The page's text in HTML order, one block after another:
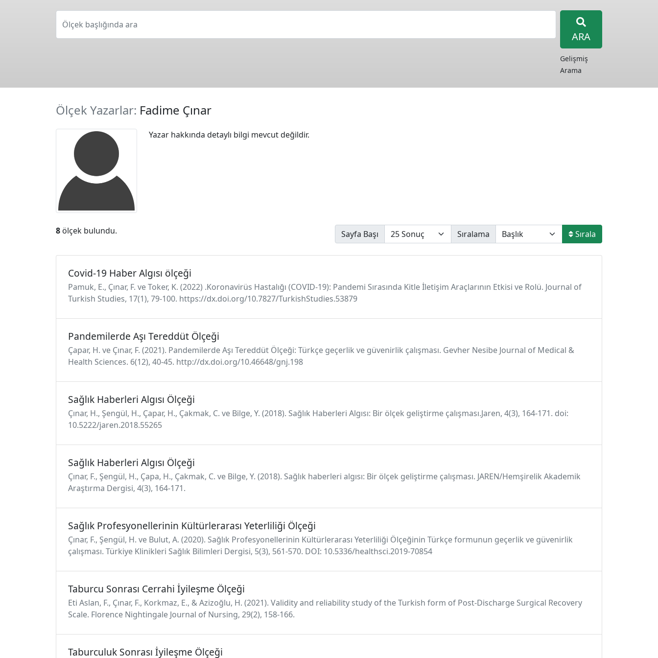
Ölçek başlığında ara
ARA
Gelişmiş
Arama
Ölçek Yazarlar: Fadime Çınar
Yazar hakkında detaylı bilgi mevcut değildir.
8 ölçek bulundu. Sayfa Başı Sıralama Sırala
Covid-19 Haber Algısı ölçeği
Pamuk, E., Çınar, F. ve Toker, K. (2022) .Koronavirüs Hastalığı (COVID-19): Pandemi Sırasında Kitle İletişim Araçlarının Etkisi ve Rolü. Journal of
Turkish Studies, 17(1), 79-100. https://dx.doi.org/10.7827/TurkishStudies.53879
Pandemilerde Aşı Tereddüt Ölçeği
Çapar, H. ve Çınar, F. (2021). Pandemilerde Aşı Tereddüt Ölçeği: Türkçe geçerlik ve güvenirlik çalışması. Gevher Nesibe Journal of Medical &
Health Sciences. 6(12), 40-45. http://dx.doi.org/10.46648/gnj.198
Sağlık Haberleri Algısı Ölçeği
Çınar, H., Şengül, H., Çapar, H., Çakmak, C. ve Bilge, Y. (2018). Sağlık Haberleri Algısı: Bir ölçek geliştirme çalışması.Jaren, 4(3), 164-171. doi:
10.5222/jaren.2018.55265
Sağlık Haberleri Algısı Ölçeği
Çınar, F., Şengül, H., Çapa, H., Çakmak, C. ve Bilge, Y. (2018). Sağlık haberleri algısı: Bir ölçek geliştirme çalışması. JAREN/Hemşirelik Akademik
Araştırma Dergisi, 4(3), 164-171.
Sağlık Profesyonellerinin Kültürlerarası Yeterliliği Ölçeği
Çınar, F., Şengül, H. ve Bulut, A. (2020). Sağlık Profesyonellerinin Kültürlerarası Yeterliliği Ölçeğinin Türkçe formunun geçerlik ve güvenirlik
çalışması. Türkiye Klinikleri Sağlık Bilimleri Dergisi, 5(3), 561-570. DOI: 10.5336/healthsci.2019-70854
Taburcu Sonrası Cerrahi İyileşme Ölçeği
Eti Aslan, F., Çınar, F., Korkmaz, E., & Azizoğlu, H. (2021). Validity and reliability study of the Turkish form of Post-Discharge Surgical Recovery
Scale. Florence Nightingale Journal of Nursing, 29(2), 158-166.
Taburculuk Sonrası İyileşme Ölçeği